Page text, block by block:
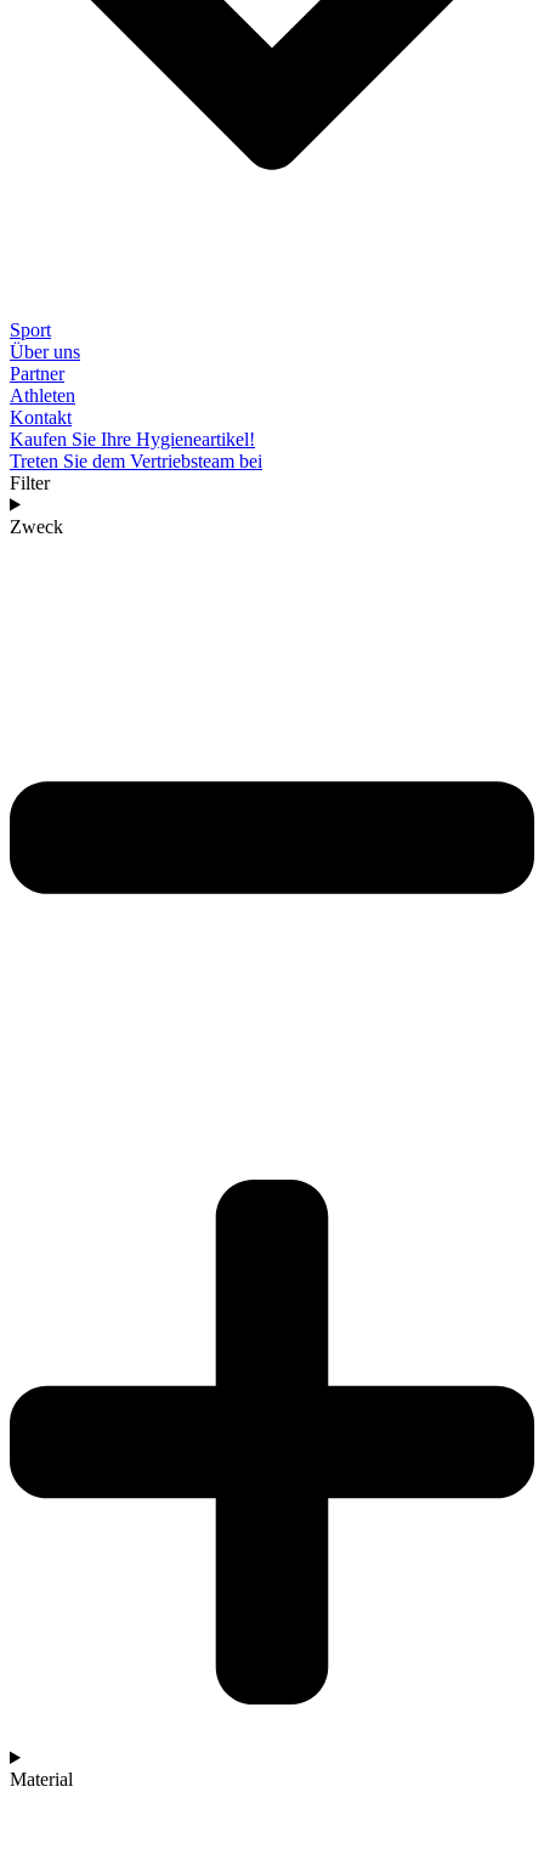
Sport
Über uns
Partner
Athleten
Kontakt
Kaufen Sie Ihre Hygieneartikel!
Treten Sie dem Vertriebsteam bei
Filter
Zweck
Material